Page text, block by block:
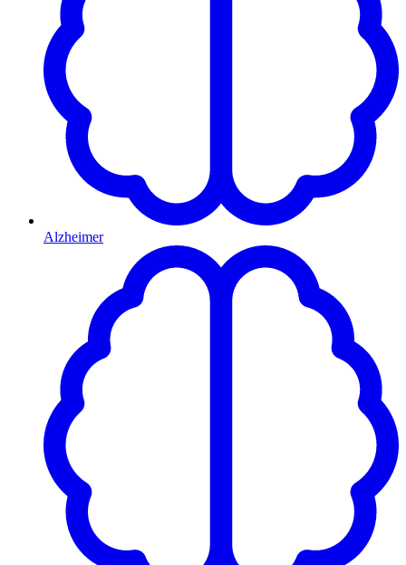
Alzheimer